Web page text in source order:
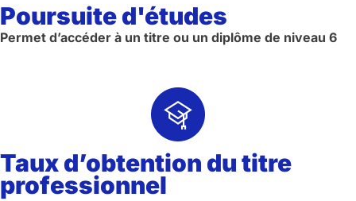
Poursuite d'études
Permet d’accéder à un titre ou un diplôme de niveau 6
Taux d’obtention du titre
professionnel